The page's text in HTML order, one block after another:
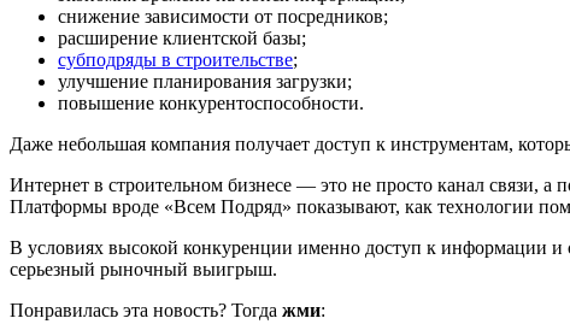
снижение зависимости от посредников;
расширение клиентской базы;
субподряды в строительстве;
улучшение планирования загрузки;
повышение конкурентоспособности.
Даже небольшая компания получает доступ к инструментам,
Интернет в строительном бизнесе — это не просто канал связи,
Платформы вроде «Всем Подряд» показывают, как технологии
В условиях высокой конкуренции именно доступ к информации и
серьезный рыночный выигрыш.
Понравилась эта новость? Тогда жми: